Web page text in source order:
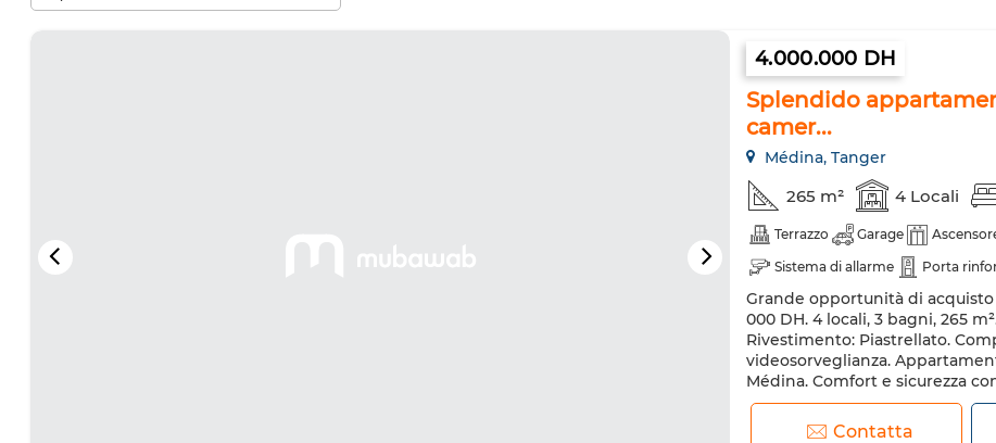
4.000.000 DH
Splendido
camer...
Médina, Tanger
265 m² 4 Locali
Terrazzo Garage
Sistema di allarme
Porta
Grande opportunità di
000 DH. 4 locali, 3 bagni, 265
Rivestimento: Piastrellato.
videosorveglianza.
Médina. Comfort e sicurezza
conciergerie. Dotato di un
Contatta